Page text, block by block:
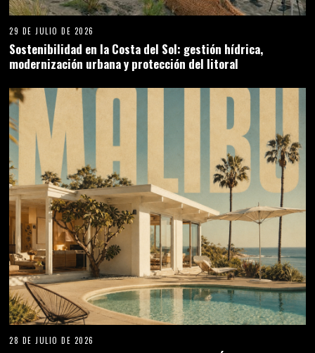
29 DE JULIO DE 2026
Sostenibilidad en la Costa del Sol: gestión hídrica,
modernización urbana y protección del litoral
28 DE JULIO DE 2026